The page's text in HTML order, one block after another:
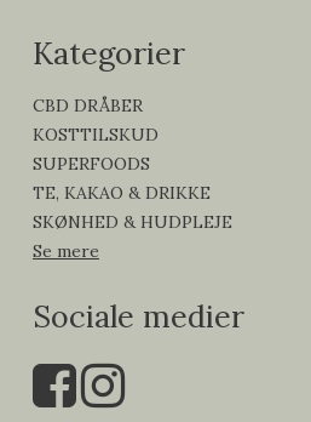
Kategorier
CBD DRÅBER
KOSTTILSKUD
SUPERFOODS
TE, KAKAO & DRIKKE
SKØNHED & HUDPLEJE
Se mere
Sociale medier